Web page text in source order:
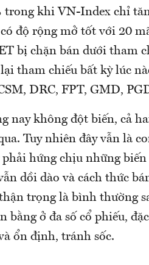
trong khi VN-Index chỉ
độ rộng mở tốt với 20
bị chặn bán dưới tham
tham chiếu bất kỳ lúc
DRC, FPT, GMD,
nay không đột biến, cả
Tuy nhiên đây vẫn là
hứng chịu những biến
dồi dào và cách thức
trọng là bình thường
bằng ở đa số cổ phiếu,
ổn định, tránh sốc.